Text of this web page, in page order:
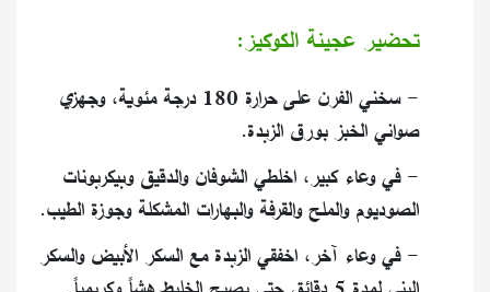
تحضير عجينة الكوكيز:
- سخني الفرن على حرارة 180 درجة مئوية، وجهزي
صواني الخبز بورق الزبدة.
- في وعاء كبير، اخلطي الشوفان والدقيق وبيكربونات
الصوديوم والملح والقرفة والبهارات المشكلة وجوزة الطيب.
- في وعاء آخر، اخفقي الزبدة مع السكر الأبيض والسكر